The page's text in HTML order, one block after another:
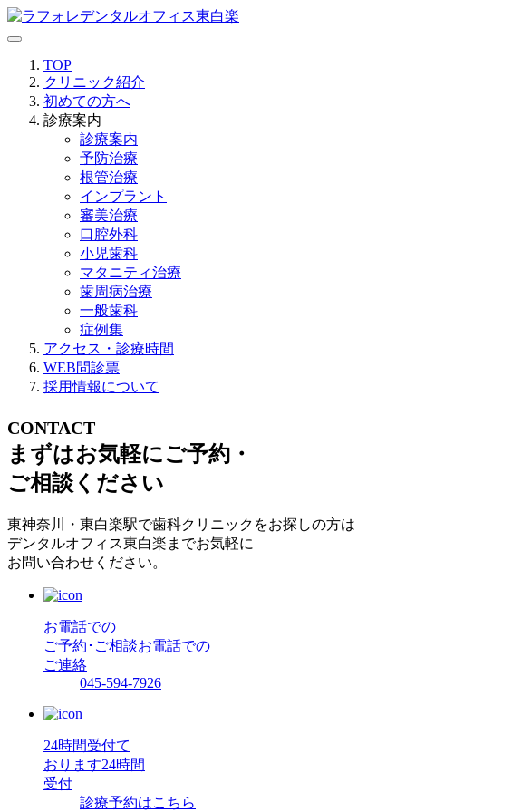
TOP
クリニック紹介
初めての方へ
診療案内
診療案内
予防治療
根管治療
インプラント
審美治療
口腔外科
小児歯科
マタニティ治療
歯周病治療
一般歯科
症例集
アクセス・診療時間
WEB問診票
採用情報について
CONTACT
まずはお気軽にご予約・
ご相談ください
東神奈川・東白楽駅で歯科クリニックをお探しの方は
デンタルオフィス東白楽までお気軽に
お問い合わせください。
お電話での
ご予約･ご相談お電話での
ご連絡
045-594-7926
24時間受付て
おります24時間
受付
診療予約はこちら